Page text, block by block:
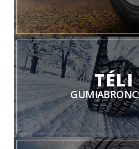
TÉLI